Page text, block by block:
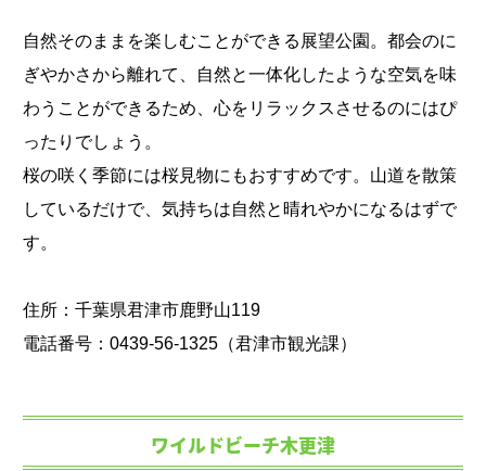
自然そのままを楽しむことができる展望公園。都会のに
ぎやかさから離れて、自然と一体化したような空気を味
わうことができるため、心をリラックスさせるのにはぴ
ったりでしょう。
桜の咲く季節には桜見物にもおすすめです。山道を散策
しているだけで、気持ちは自然と晴れやかになるはずで
す。
住所：千葉県君津市鹿野山119
電話番号：0439-56-1325（君津市観光課）
ワイルドビーチ木更津